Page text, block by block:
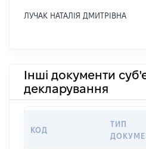
ЛУЧАК НАТАЛІЯ ДМИТРІВНА
Інші документи
декларування
КОД
ТИП